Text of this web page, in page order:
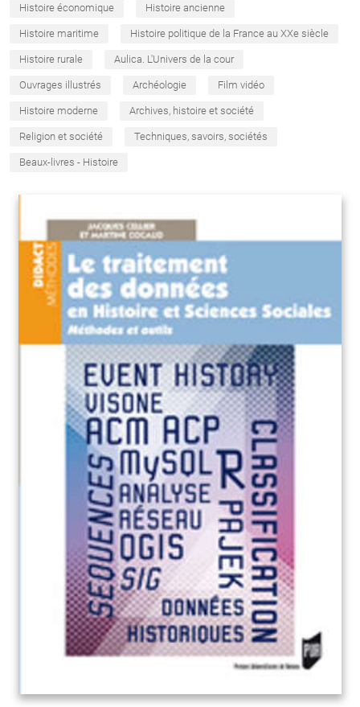
Histoire économique Histoire ancienne
Histoire maritime Histoire politique de la France au XXe siècle
Histoire rurale Aulica. L'Univers de la cour
Ouvrages illustrés Archéologie Film vidéo
Histoire moderne Archives, histoire et société
Religion et société Techniques, savoirs, sociétés
Beaux-livres - Histoire